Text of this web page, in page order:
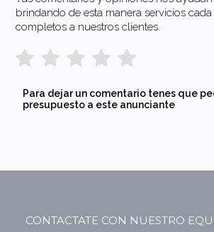
brindando de esta manera servicios
completos a nuestros clientes.
Para dejar un comentario tenes que
presupuesto a este anunciante
CONTACTATE CON NUESTRO